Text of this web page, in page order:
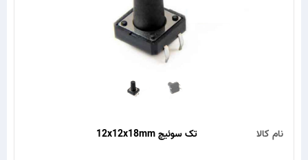
تک سوئیچ 12x12x18mm نام کالا